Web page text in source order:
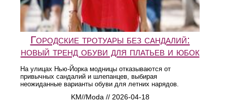
Городские тротуары без сандалий:
новый тренд обуви для платьев и юбок
На улицах Нью-Йорка модницы отказываются от
привычных сандалий и шлепанцев, выбирая
неожиданные варианты обуви для летних нарядов.
KM//Moda // 2026-04-18